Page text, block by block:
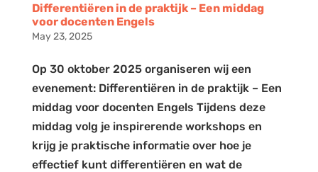
Differentiëren in de praktijk – Een middag
voor docenten Engels
May 23, 2025
Op 30 oktober 2025 organiseren wij een
evenement: Differentiëren in de praktijk – Een
middag voor docenten Engels Tijdens deze
middag volg je inspirerende workshops en
krijg je praktische informatie over hoe je
effectief kunt differentiëren en wat de